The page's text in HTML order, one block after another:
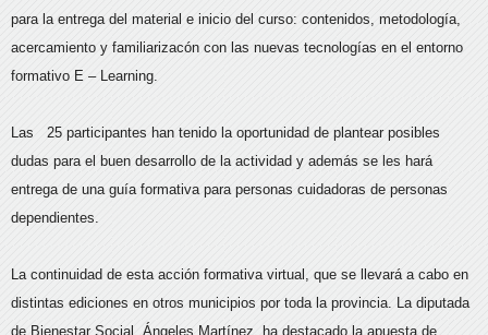
para la entrega del material e inicio del curso: contenidos, metodología,
acercamiento y familiarizacón con las nuevas tecnologías en el entorno
formativo E – Learning.
Las 25 participantes han tenido la oportunidad de plantear posibles
dudas para el buen desarrollo de la actividad y además se les hará
entrega de una guía formativa para personas cuidadoras de personas
dependientes.
La continuidad de esta acción formativa virtual, que se llevará a cabo en
distintas ediciones en otros municipios por toda la provincia. La diputada
de Bienestar Social, Ángeles Martínez, ha destacado la apuesta de